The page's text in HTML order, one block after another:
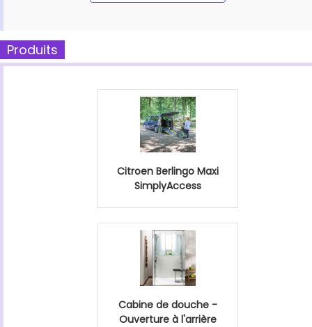
Produits
Citroen Berlingo Maxi
SimplyAccess
Cabine de douche -
Ouverture à l'arrière